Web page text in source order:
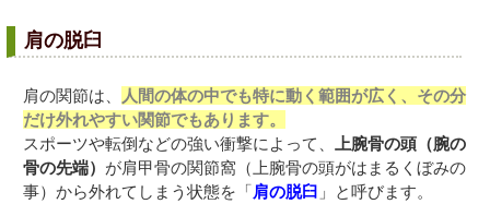
肩の脱臼
肩の関節は、
人間の体の中でも特に動く範囲が広く、その分
だけ外れやすい関節でもあります。
スポーツや転倒などの強い衝撃によって、
上腕骨の頭（腕の
骨の先端） が肩甲骨の関節窩（上腕骨の頭がはまるくぼみの
事）から外れてしまう状態を「肩の脱臼 」と呼びます。